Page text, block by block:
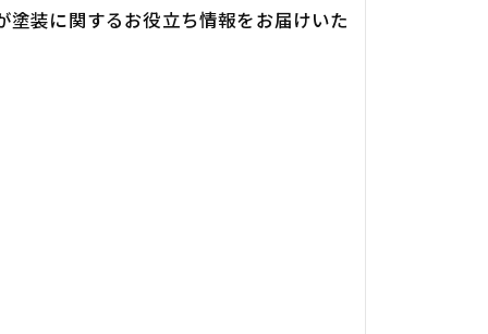
装に関するお役立ち情報をお届けいた